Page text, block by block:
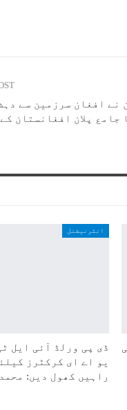
نے افغان سرزمین سے
جامع پلان افغانستان
انٹرنیشنل
یو اے ای کرکٹرز
راہیں کھول دیں: